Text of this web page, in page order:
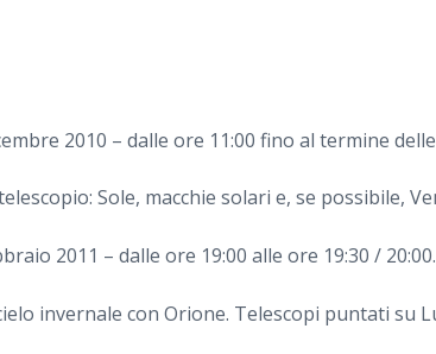
2010 – dalle ore 11:00 fino al termine
Sole, macchie solari e, se possibile,
2011 – dalle ore 19:00 alle ore 19:30 / 20:00.
invernale con Orione. Telescopi puntati su